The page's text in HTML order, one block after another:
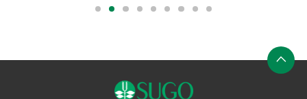
部
0 1 2 3 4 5 6 7 8